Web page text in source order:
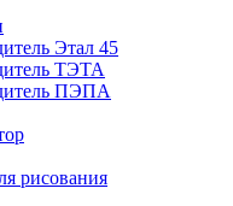
Этал 45
ТЭТА
ПЭПА
рисования